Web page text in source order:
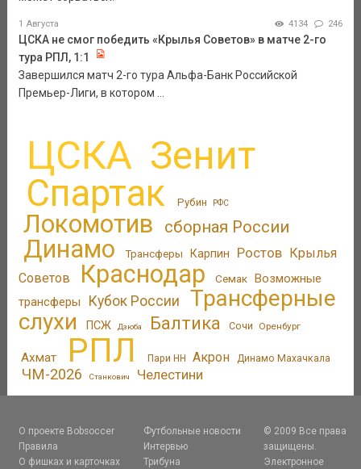
1 Августа 4134 246
ЦСКА не смог победить «Крылья Советов» в матче 2-го
тура РПЛ, 1:1
Завершился матч 2-го тура Альфа-Банк Российской
Премьер-Лиги, в котором ...
ЦСКА Зенит
Спартак Рубин РФС
Локомотив сборная России
Динамо Трансферы Карпин Ростов Крылья
Советов
Краснодар Семак Возможные
трансферы
Кубок России
Трансферные
слухи
ПСЖ Дзюба Балтика Сочи Оренбург
Ахмат РПЛ Пари НН Акрон Динамо Махачкала
ЧМ-2026 Станкович Челестини
О проекте Bobsoccer
Правила
О фишках и карточках
Футбольные новости
Интервью
Трибуна
© 2009 Все права
защищены.
Электронное